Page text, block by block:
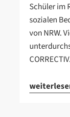
Schüler im
sozialen
von NRW.